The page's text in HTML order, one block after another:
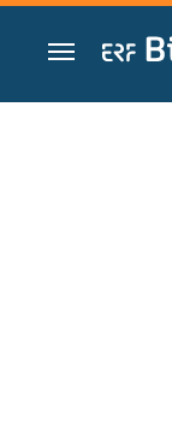
Ir a un contenido